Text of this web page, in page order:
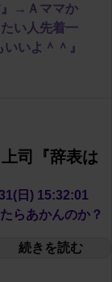
』→Ａママか
い人先着一
いよ＾＾』
司『辞表は
日) 15:32:01
らあかんのか？
続きを読む